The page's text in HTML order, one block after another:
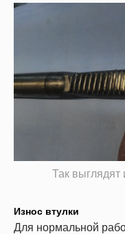
Так
Износ втулки
Для нормальной